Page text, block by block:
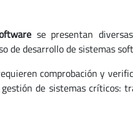
se presentan
de desarrollo de sistemas
comprobación y
de sistemas críticos: